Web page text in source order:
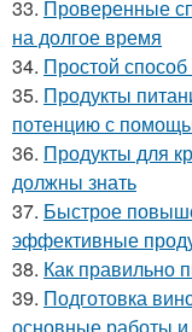
33. Проверенные
на долгое время
34. Простой
35. Продукты
потенцию с
36. Продукты для
должны знать
37. Быстрое
эффективные
38. Как правильно
39. Подготовка